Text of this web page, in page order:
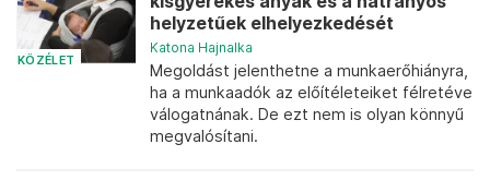
KÖZÉLET
helyzetűek elhelyezkedését
Katona Hajnalka
Megoldást jelenthetne a munkaerőhiányra,
ha a munkaadók az előítéleteiket félretéve
válogatnának. De ezt nem is olyan könnyű
megvalósítani.